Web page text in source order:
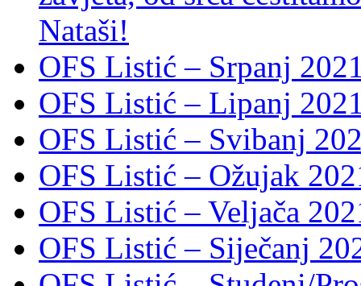
Nataši!
OFS Listić – Srpanj
OFS Listić – Lipanj
OFS Listić – Svibanj
OFS Listić – Ožujak
OFS Listić – Veljača
OFS Listić – Siječanj